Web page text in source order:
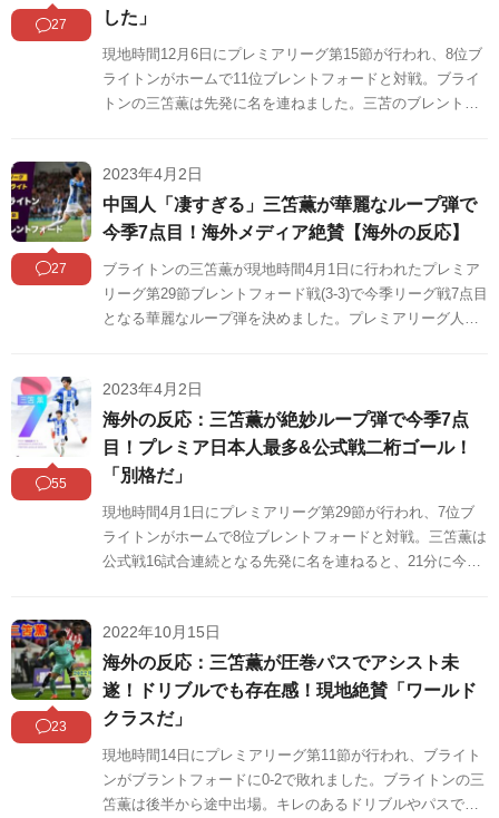
27
した」
現地時間12月6日にプレミアリーグ第15節が行われ、8位ブ
ライトンがホームで11位ブレントフォードと対戦。ブライ
トンの三笘薫は先発に名を連ねました。三苫のブレントフ
27
2023年4月2日
中国人「凄すぎる」三笘薫が華麗なループ弾で
今季7点目！海外メディア絶賛【海外の反応】
ブライトンの三笘薫が現地時間4月1日に行われたプレミア
リーグ第29節ブレントフォード戦(3-3)で今季リーグ戦7点目
となる華麗なループ弾を決めました。プレミアリーグ人気
55
2023年4月2日
海外の反応：三笘薫が絶妙ループ弾で今季7点
目！プレミア日本人最多&公式戦二桁ゴール！
「別格だ」
現地時間4月1日にプレミアリーグ第29節が行われ、7位ブ
ライトンがホームで8位ブレントフォードと対戦。三笘薫は
公式戦16試合連続となる先発に名を連ねると、21分に今季
ています。
23
2022年10月15日
海外の反応：三笘薫が圧巻パスでアシスト未
遂！ドリブルでも存在感！現地絶賛「ワールド
クラスだ」
現地時間14日にプレミアリーグ第11節が行われ、ブライト
ンがブラントフォードに0-2で敗れました。ブライトンの三
笘薫は後半から途中出場。キレのあるドリブルやパスでチ